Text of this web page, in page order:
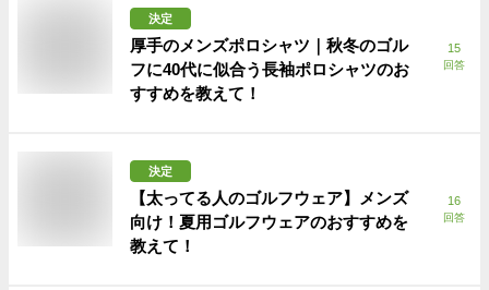
決定
厚手のメンズポロシャツ｜秋冬のゴル
フに40代に似合う長袖ポロシャツのお
すすめを教えて！
15
回答
決定
【太ってる人のゴルフウェア】メンズ
向け！夏用ゴルフウェアのおすすめを
教えて！
16
回答